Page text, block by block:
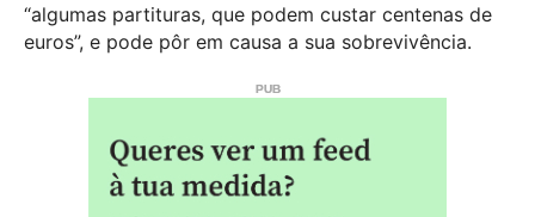
“algumas partituras, que podem custar centenas de
euros”, e pode pôr em causa a sua sobrevivência.